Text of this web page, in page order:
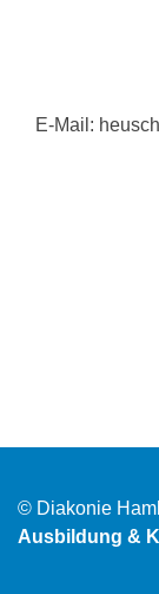
E-Mail:
© Diakonie
Ausbildung &